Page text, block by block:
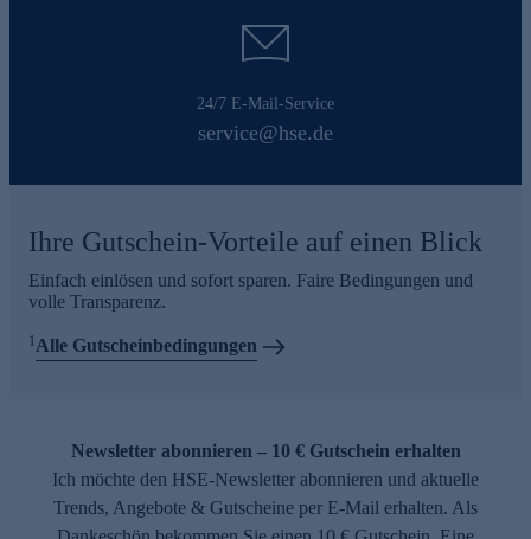
24/7 E-Mail-Service
service@hse.de
Ihre Gutschein-Vorteile auf einen Blick
Einfach einlösen und sofort sparen. Faire Bedingungen und
volle Transparenz.
1Alle Gutscheinbedingungen
Newsletter abonnieren – 10 € Gutschein erhalten
Ich möchte den HSE-Newsletter abonnieren und aktuelle
Trends, Angebote & Gutscheine per E-Mail erhalten. Als